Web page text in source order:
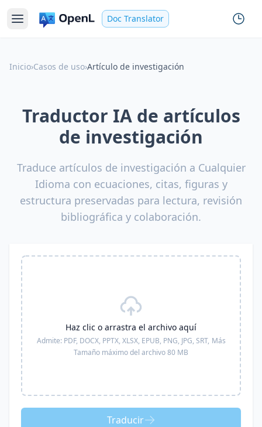
Doc Translator
Inicio›Casos de uso›Artículo de investigación
Traductor IA de artículos
de investigación
Traduce artículos de investigación a Cualquier
Idioma con ecuaciones, citas, figuras y
estructura preservadas para lectura, revisión
bibliográfica y colaboración.
Haz clic o arrastra el archivo aquí
Admite: PDF, DOCX, PPTX, XLSX, EPUB, PNG, JPG, SRT, Más
Tamaño máximo del archivo 80 MB
Traducir